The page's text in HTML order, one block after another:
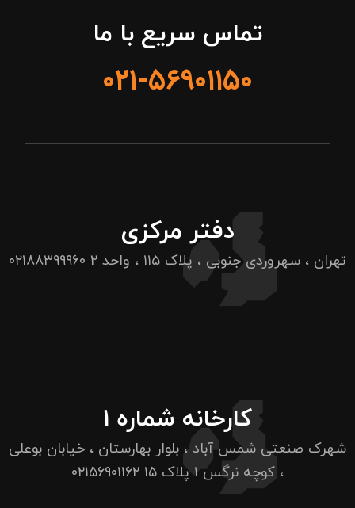
تماس سریع با ما
۰۲۱-۵۶۹۰۱۱۵۰
دفتر مرکزی
تهران ، سهروردی جنوبی ، پلاک ۱۱۵ ، واحد ۲
کارخانه شماره ۱
شهرک صنعتی شمس آباد ، بلوار بهارستان ، خیابان بوعلی
، کوچه نرگس ۱ پلاک ۱۵
۰۲۱۵۶۹۰۱۱۶۲